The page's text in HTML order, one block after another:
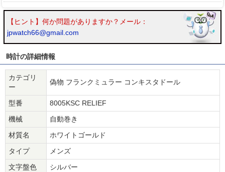
【ヒント】何か問題がありますか？メール：
jpwatch66@gmail.com
時計の詳細情報
カテゴリ
ー
偽物 フランクミュラー コンキスタドール
型番
8005KSC RELIEF
機械
自動巻き
材質名
ホワイトゴールド
タイプ
メンズ
文字盤色
シルバー